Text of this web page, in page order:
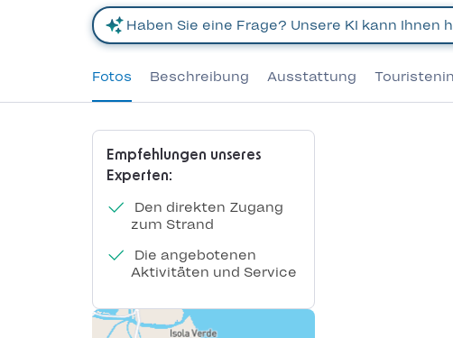
Fotos Beschreibung Ausstattung
Empfehlungen unseres
Experten:
Den direkten Zugang
zum Strand
Die angebotenen
Aktivitäten und Service